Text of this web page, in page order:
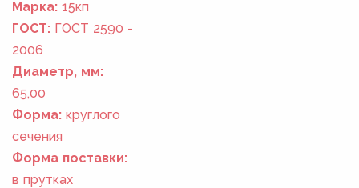
Марка: 15кп
ГОСТ: ГОСТ 2590 -
2006
Диаметр, мм:
65,00
Форма: круглого
сечения
Форма поставки:
в прутках